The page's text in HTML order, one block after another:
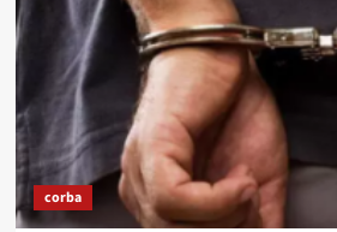
corba